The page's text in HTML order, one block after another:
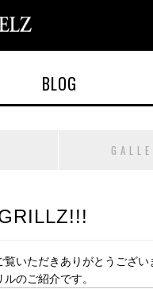
BLOG
いただきありがとうござい
のご紹介です。